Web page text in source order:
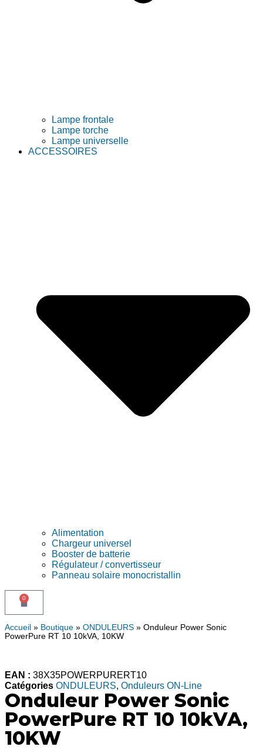
Lampe frontale
Lampe torche
Lampe universelle
ACCESSOIRES
Alimentation
Chargeur universel
Booster de batterie
Régulateur / convertisseur
Panneau solaire monocristallin
0
Accueil » Boutique » ONDULEURS » Onduleur Power Sonic
PowerPure RT 10 10kVA, 10KW
EAN : 38X35POWERPURERT10
Catégories ONDULEURS, Onduleurs ON-Line
Onduleur Power Sonic
PowerPure RT 10 10kVA,
10KW